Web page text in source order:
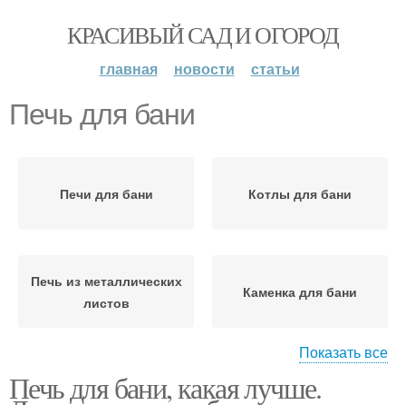
КРАСИВЫЙ САД И ОГОРОД
главная новости статьи
Печь для бани
Печи для бани Котлы для бани
Печь из металлических
листов
Каменка для бани
Простая печь Кирпичная печь
Показать все
Печь для бани, какая лучше.